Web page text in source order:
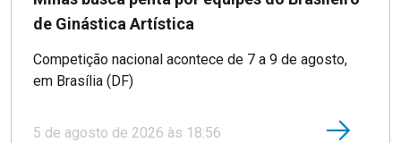
de Ginástica Artística
Competição nacional acontece de 7 a 9 de agosto,
em Brasília (DF)
5 de agosto de 2026 às 18:56